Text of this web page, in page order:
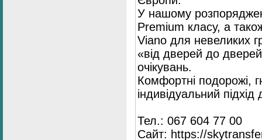
У нашому
Premium класу, а
Viano для невеликих
«від дверей до
очікувань.
Комфортні подорожі,
індивідуальний
Тел.: 067 604 77 00
Сайт: https://